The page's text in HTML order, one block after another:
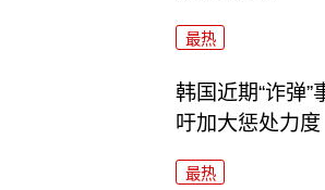
最热
韩国近期“诈弹
吁加大惩处力度
最热